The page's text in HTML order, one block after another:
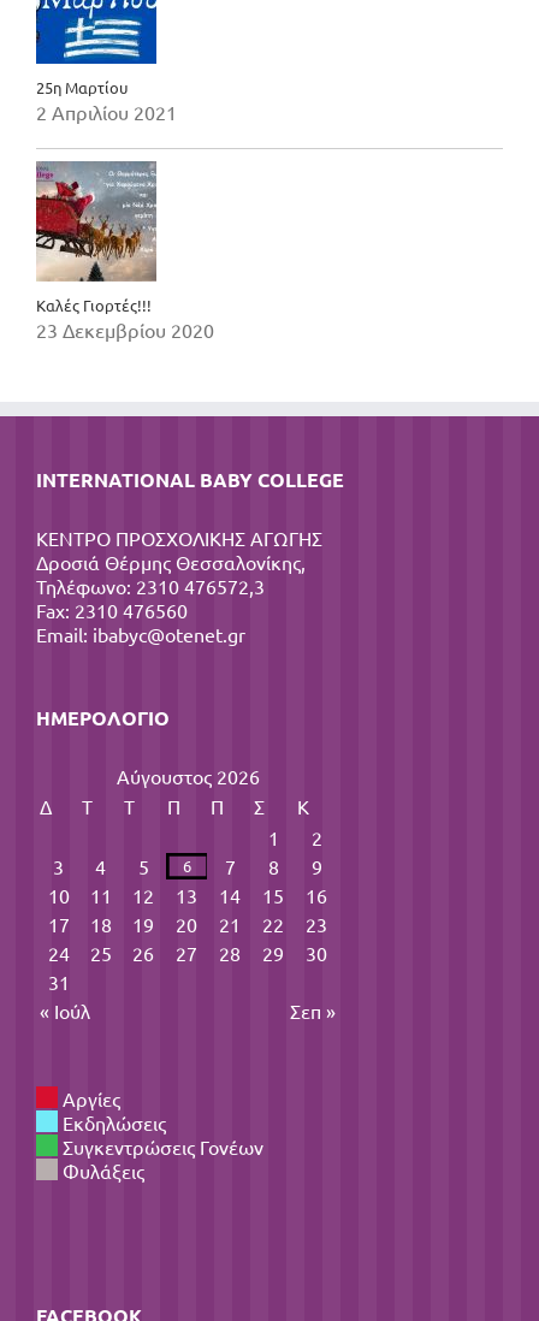
25η Μαρτίου
2 Απριλίου 2021
Καλές Γιορτές!!!
23 Δεκεμβρίου 2020
INTERNATIONAL BABY COLLEGE
ΚΕΝΤΡΟ ΠΡΟΣΧΟΛΙΚΗΣ ΑΓΩΓΗΣ
Δροσιά Θέρμης Θεσσαλονίκης,
Τηλέφωνο: 2310 476572,3
Fax: 2310 476560
Email: ibabyc@otenet.gr
ΗΜΕΡΟΛΌΓΙΟ
Αύγουστος 2026
Δ
Τ Τ Π Π Σ
Κ
1
2
3
4 5 6 7 8
9
10
11 12 13 14 15
16
17
18 19 20 21 22
23
24
25 26 27 28 29
30
31
« Ιούλ
Σεπ »
Αργίες
Εκδηλώσεις
Συγκεντρώσεις Γονέων
Φυλάξεις
FACEBOOK